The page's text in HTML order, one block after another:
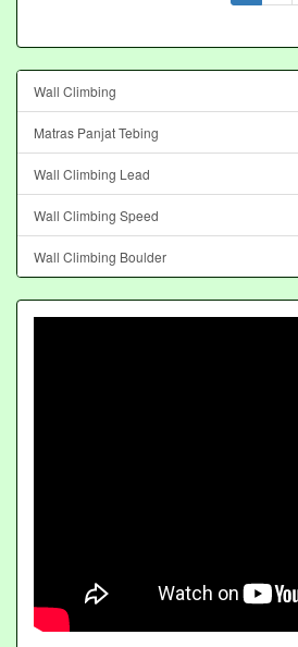
Wall Climbing
Matras Panjat Tebing
Wall Climbing Lead
Wall Climbing Speed
Wall Climbing Boulder